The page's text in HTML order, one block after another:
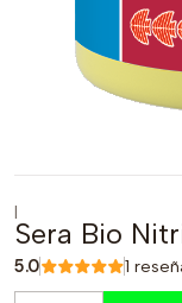
|
Sera Bio
5.0 1